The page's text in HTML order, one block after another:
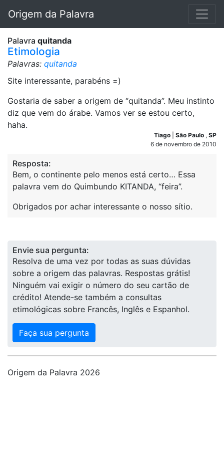
Origem da Palavra
Palavra quitanda
Etimologia
Palavras: quitanda
Site interessante, parabéns =)
Gostaria de saber a origem de “quitanda”. Meu instinto
diz que vem do árabe. Vamos ver se estou certo,
haha.
Tiago São Paulo , SP
6 de novembro de 2010
Resposta:
Bem, o continente pelo menos está certo… Essa
palavra vem do Quimbundo KITANDA, “feira”.
Obrigados por achar interessante o nosso sítio.
Envie sua pergunta:
Resolva de uma vez por todas as suas dúvidas
sobre a origem das palavras. Respostas grátis!
Ninguém vai exigir o número do seu cartão de
crédito! Atende-se também a consultas
etimológicas sobre Francês, Inglês e Espanhol.
Faça sua pergunta
Origem da Palavra 2026